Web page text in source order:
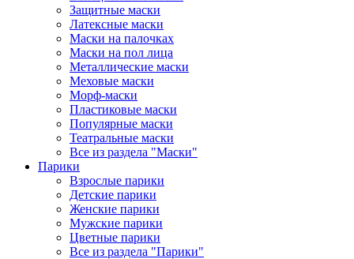
Защитные маски
Латексные маски
Маски на палочках
Маски на пол лица
Металлические маски
Меховые маски
Морф-маски
Пластиковые маски
Популярные маски
Театральные маски
Все из раздела "Маски"
Парики
Взрослые парики
Детские парики
Женские парики
Мужские парики
Цветные парики
Все из раздела "Парики"